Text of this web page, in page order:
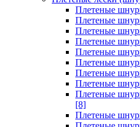
Плетеные
Плетеные
Плетеные
Плетеные
Плетеные
Плетеные
Плетеные
Плетеные
Плетеные
[8]
Плетеные